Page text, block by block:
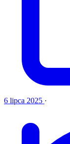
6 lipca 2025 ·